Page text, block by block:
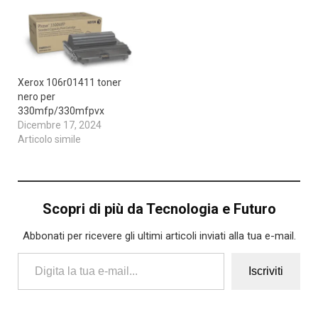
Xerox 106r01411 toner
nero per
330mfp/330mfpvx
Dicembre 17, 2024
Articolo simile
Scopri di più da Tecnologia e Futuro
Abbonati per ricevere gli ultimi articoli inviati alla tua e-mail.
Digita la tua e-mail...
Iscriviti